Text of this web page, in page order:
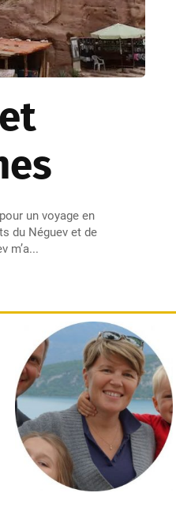
un voyage en
du Néguev et de
m’a...